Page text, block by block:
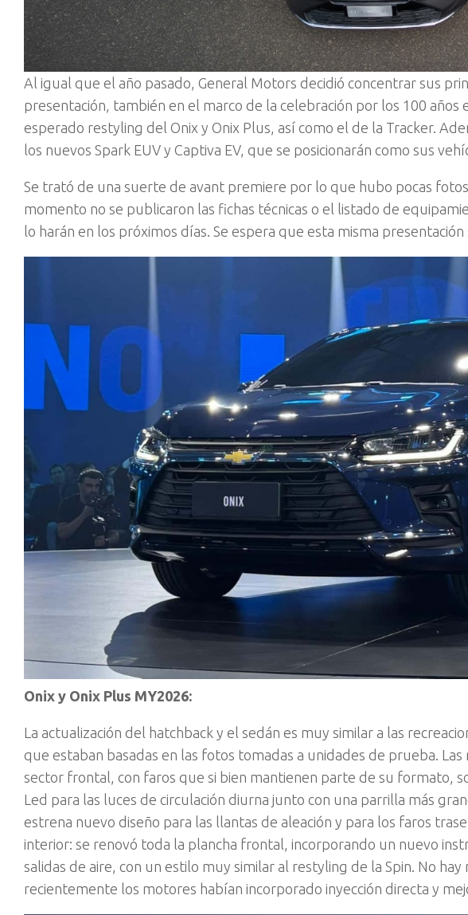
A l igual que el año pasado, General Motors decidió concentrar sus
presentación, también en el marco de la celebración por los 100
esperado restyling del Onix y Onix Plus, así como el de la Tracker.
los nuevos Spark EUV y Captiva EV, que se posicionarán como sus
Se trató de una suerte de avant premiere por lo que hubo pocas
momento no se publicaron las fichas técnicas o el listado de
lo harán en los próximos días. Se espera que esta misma
Onix y Onix Plus MY2026:
La actualización del hatchback y el sedán es muy similar a las
que estaban basadas en las fotos tomadas a unidades de prueba.
sector frontal, con faros que si bien mantienen parte de su formato,
Led para las luces de circulación diurna junto con una parrilla más
estrena nuevo diseño para las llantas de aleación y para los faros
interior: se renovó toda la plancha frontal, incorporando un nuevo
salidas de aire, con un estilo muy similar al restyling de la Spin. No
recientemente los motores habían incorporado inyección directa y